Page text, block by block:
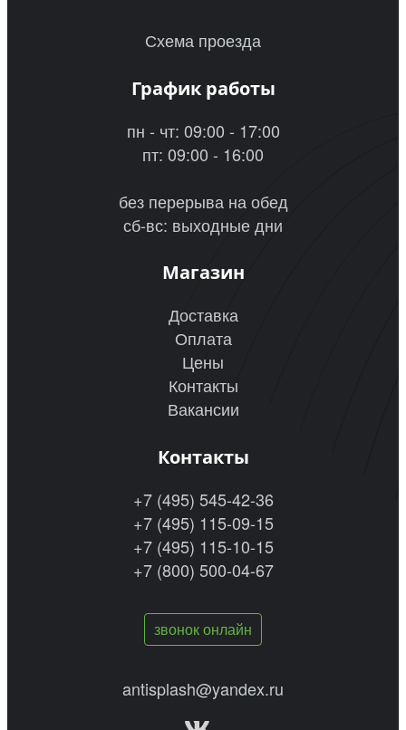
Схема проезда
График работы
пн - чт: 09:00 - 17:00
пт: 09:00 - 16:00
без перерыва на обед
сб-вс: выходные дни
Магазин
Доставка
Оплата
Цены
Контакты
Вакансии
Контакты
+7 (495) 545-42-36
+7 (495) 115-09-15
+7 (495) 115-10-15
+7 (800) 500-04-67
звонок онлайн
antisplash@yandex.ru